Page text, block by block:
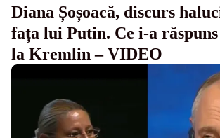
Diana Șoșoacă, discurs
fața lui Putin. Ce i-a
la Kremlin – VIDEO